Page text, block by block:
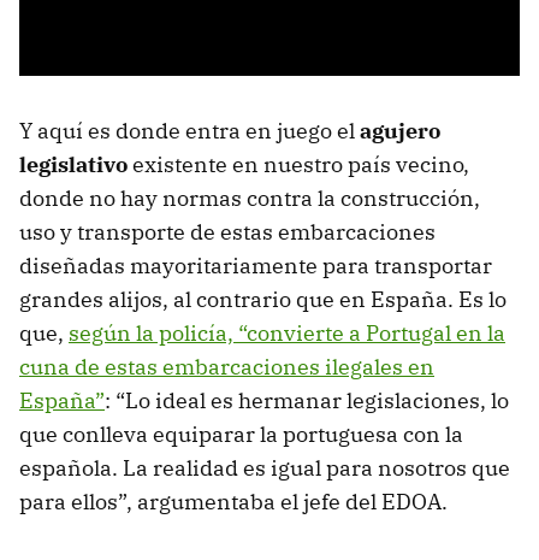
Y aquí es donde entra en juego elagujero
legislativoexistente en nuestro país vecino,
donde no hay normas contra la construcción,
uso y transporte de estas embarcaciones
diseñadas mayoritariamente para transportar
grandes alijos, al contrario que en España. Es lo
que, según la policía, “convierte a Portugal en la
cuna de estas embarcaciones ilegales en
España”: “Lo ideal es hermanar legislaciones, lo
que conlleva equiparar la portuguesa con la
española. La realidad es igual para nosotros que
para ellos”, argumentaba el jefe del EDOA.